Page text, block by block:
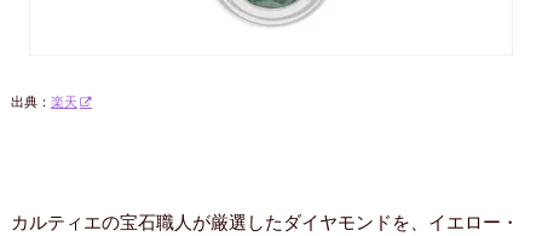
出典： 楽天
カルティエの宝石職人が厳選したダイヤモンドを、イエロー・